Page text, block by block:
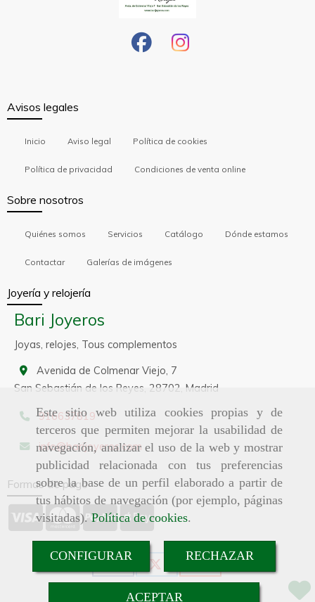
Este sitio web utiliza cookies propias y de
terceros que permiten mejorar la usabilidad de
navegación, analizar el uso de la web y mostrar
publicidad relacionada con tus preferencias
sobre la base de un perfil elaborado a partir de
tus hábitos de navegación (por ejemplo, páginas
visitadas).Política de cookies.
CONFIGURAR RECHAZAR
ACEPTAR
Avisos legales
Inicio Aviso legal Política de cookies
Política de privacidad Condiciones de venta online
Sobre nosotros
Quiénes somos Servicios Catálogo Dónde estamos
Contactar Galerías de imágenes
Joyería y relojería
Bari Joyeros
Joyas, relojes, Tous complementos
Avenida de Colmenar Viejo, 7
San Sebastián de los Reyes, 28702, Madrid
916637819
info barijoyeros.com
Formas de pago